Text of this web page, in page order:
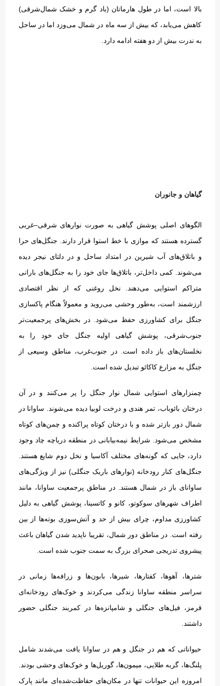
بالا است، اما در طول هارماتان (باد گرم و خشک شمال‌شرقی)
کاهش می‌یابد، که بیش از سه ماه در شمال می‌وزد اما در ساحل
به ندرت بیش از دو هفته ادامه دارد.
گیاهان و جانوران
الگوهای اصلی پوشش گیاهی به صورت نوارهای شرقی–غربی
گسترده هستند که موازی با خط استوا قرار دارند
جنگل‌های حرا
و باتلاق‌های آب شیرین در امتداد ساحل و در دلتای نیجر دیده
می‌شوند
.کمی داخل‌تر، باتلاق‌ها جای خود را به جنگل‌های بارانی
متراکم استوایی می‌دهند
نخل روغنی که از نظر اقتصادی
ارزشمند است، به‌طور وحشی می‌روید و معمولاً هنگام پاکسازی
جنگل برای کشاورزی حفظ می‌شود
.در بخش‌های پرجمعیت‌تر
جنوب‌شرقی، پوشش گیاهی اولیه جنگل جای خود را به
نخلستان‌های باز داده است .در جنوب‌غرب، مناطق وسیعی از
جنگل به مزارع کاکائو تبدیل شده است
چمنزارهای استوایی شمال نوار جنگل را پر می‌کنند و در آن
درختان بائوباب، تمر هندی و درخت لوبیا دیده می‌شوند
ساوانا در
شمال دور بازتر شده و با درختان کوتاه پراکنده و چمن‌های کوتاه
مشخص می‌شود
شرایط نیمه‌بیابانی در منطقه دریاچه چاد وجود
دارد، جایی که گونه‌های مختلف آکاسیا و نخل دوم شایع هستند
جنگل‌های کنار رودخانه (نوارهای باریک جنگلی) نیز از ویژگی‌های
ساوانای باز در شمال هستند
.در مناطق پرجمعیت ساوانا، مانند
اطراف شهرهای سوکوتو، کانو و کاتسینا، پوشش گیاهی به دلیل
کشاورزی مداوم، چرای بیش از حد و آتش‌سوزی بوته‌ها از بین
رفته است
در مناطق دور شمال، تقریبا ناپدید شدن گیاهان باعث
پیشروی تدریجی صحرای بزرگ به سمت جنوب شده است
شترها، آهوها، کفتارها، شیرها، بابون‌ها و زرافه‌ها زمانی در
سراسر منطقه ساوانا زندگی می‌کردند و خوک‌های رودخانه‌ای
قرمز، فیل‌های جنگلی و شامپانزه‌ها در کمربند جنگلی حضور
داشتند
حیواناتی که هم در جنگل و هم در ساوانا یافت می‌شدند شامل
پلنگ‌ها، گربه طلایی، میمون‌ها، گوریل‌ها و خوک‌های وحشی بودند
امروزه این حیوانات تنها در مکان‌های حفاظت‌شده‌ای مانند پارک